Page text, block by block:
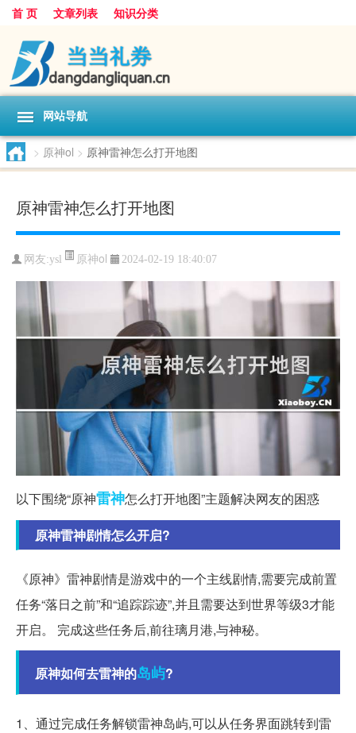
首 页 文章列表 知识分类
网站导航
> 原神ol > 原神雷神怎么打开地图
原神雷神怎么打开地图
网友:ysl 原神ol 2024-02-19 18:40:07
以下围绕“原神雷神怎么打开地图”主题解决网友的困惑
原神雷神剧情怎么开启?
《原神》雷神剧情是游戏中的一个主线剧情,需要完成前置
任务“落日之前”和“追踪踪迹”,并且需要达到世界等级3才能
开启。 完成这些任务后,前往璃月港,与神秘。
原神如何去雷神的岛屿?
1、通过完成任务解锁雷神岛屿,可以从任务界面跳转到雷